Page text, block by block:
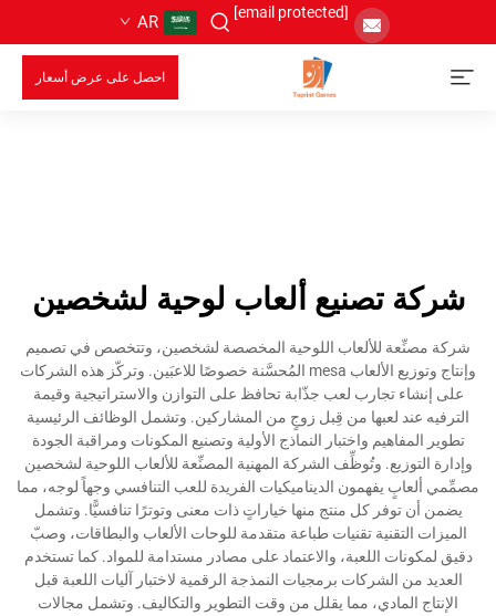
[email protected]
AR
احصل على عرض أسعار
شركة تصنيع ألعاب لوحية لشخصين
شركة مصنِّعة للألعاب اللوحية المخصصة لشخصين، وتتخصص في تصميم
وإنتاج وتوزيع الألعاب mesa المُحسَّنة خصوصًا للاعبَين. وتركّز هذه الشركات
على إنشاء تجارب لعب جذّابة تحافظ على التوازن والاستراتيجية وقيمة
الترفيه عند لعبها من قِبل زوجٍ من المشاركين. وتشمل الوظائف الرئيسية
تطوير المفاهيم واختبار النماذج الأولية وتصنيع المكونات ومراقبة الجودة
وإدارة التوزيع. وتُوظِّف الشركة المهنية المصنِّعة للألعاب اللوحية لشخصين
مصمِّمي ألعابٍ يفهمون الديناميكيات الفريدة للعب التنافسي وجهاً لوجه، مما
يضمن أن توفر كل منتج منها خياراتٍ ذات معنى وتوترًا تنافسيًّا. وتشمل
الميزات التقنية تقنيات طباعة متقدمة للوحات الألعاب والبطاقات، وصبّ
دقيق لمكونات اللعبة، والاعتماد على مصادر مستدامة للمواد. كما تستخدم
العديد من الشركات برمجيات النمذجة الرقمية لاختبار آليات اللعبة قبل
الإنتاج المادي، مما يقلل من وقت التطوير والتكاليف. وتشمل مجالات